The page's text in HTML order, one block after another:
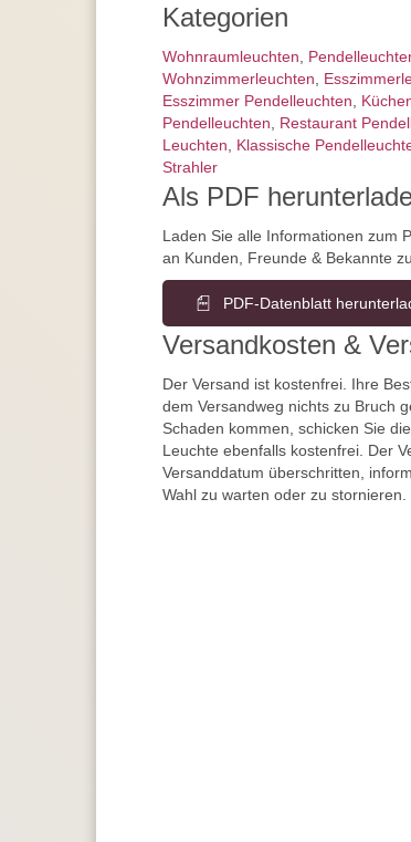
Kategorien
Wohnraum­leuchten,
Wohnzimmer­leuchten,
Esszimmer Pendelleuchten,
Pendelleuchten, Restaurant
Leuchten, Klassische
Strahler
Als PDF
Laden Sie alle Informationen zum
an Kunden, Freunde & Bekannte
PDF-Datenblatt
Versandkosten &
Der Versand ist kostenfrei. Ihre
dem Versandweg nichts zu Bruch
Schaden kommen, schicken Sie
Leuchte ebenfalls kostenfrei. Der
Versanddatum überschritten,
Wahl zu warten oder zu